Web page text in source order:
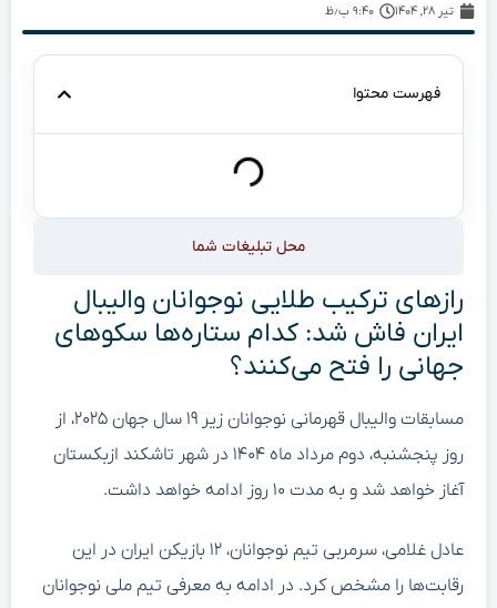
تیر ۲۸, ۱۴۰۴ ۹:۴۰ ب٫ظ
فهرست محتوا
محل تبلیغات شما
رازهای ترکیب طلایی نوجوانان والیبال
ایران فاش شد: کدام ستاره‌ها سکوهای
جهانی را فتح می‌کنند؟
مسابقات والیبال قهرمانی نوجوانان زیر ۱۹ سال جهان ۲۰۲۵، از
روز پنجشنبه، دوم مرداد ماه ۱۴۰۴ در شهر تاشکند ازبکستان
آغاز خواهد شد و به مدت ۱۰ روز ادامه خواهد داشت.
عادل غلامی، سرمربی تیم نوجوانان، ۱۲ بازیکن ایران در این
رقابت‌ها را مشخص کرد. در ادامه به معرفی تیم ملی نوجوانان